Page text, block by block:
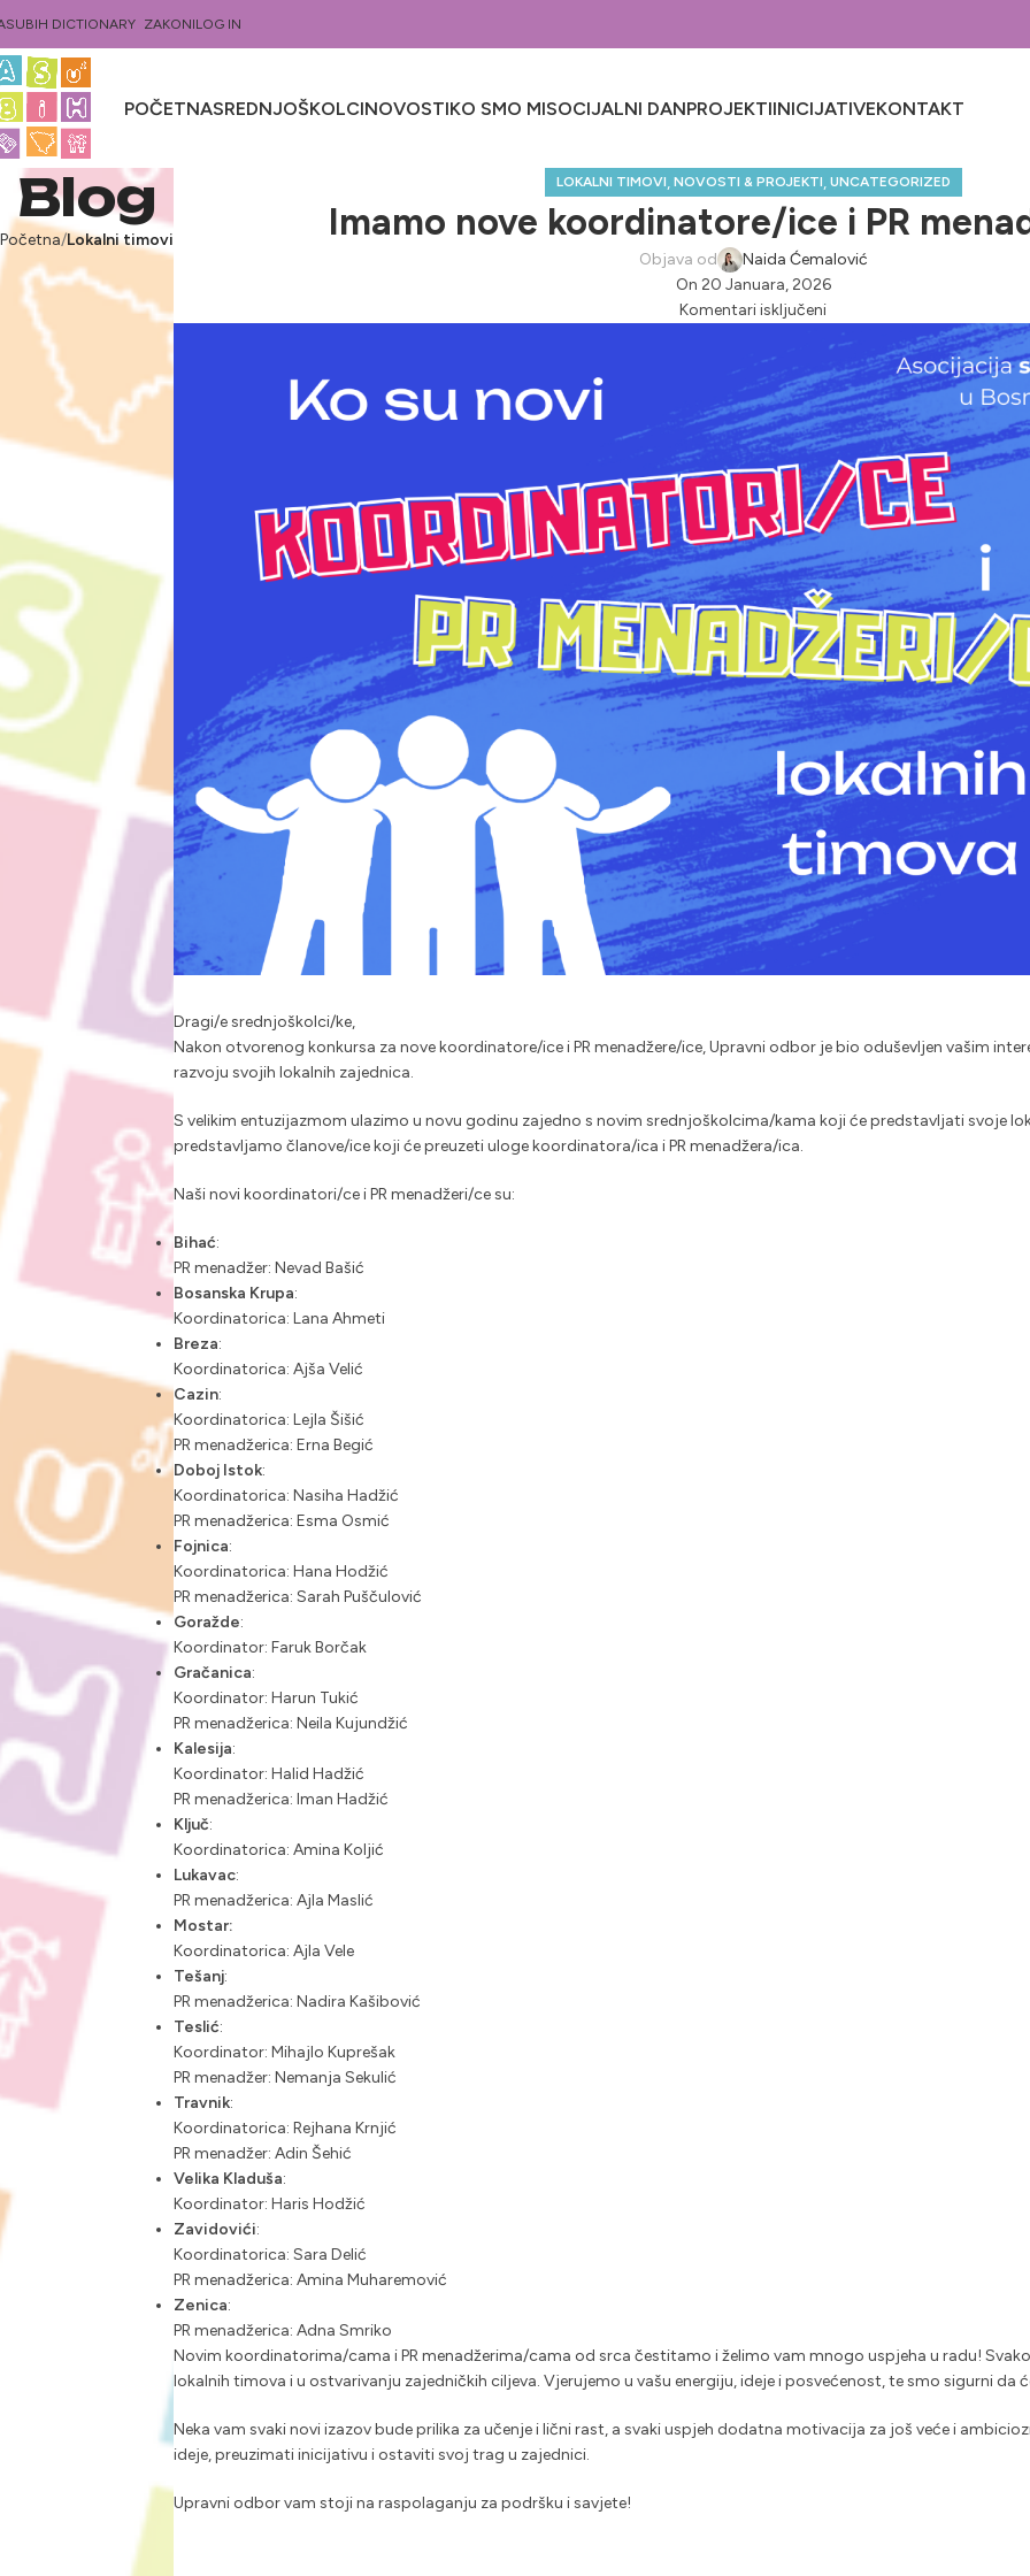
DICTIONARY ZAKONILOG IN
POČETNASREDNJOŠKOLCINOVOSTIKO SMO MISOCIJALNI DANPROJEKTIINICIJATIVEKONTAKT
Blog
Početna Lokalni timovi
LOKALNI TIMOVI, NOVOSTI & PROJEKTI, UNCATEGORIZED
Imamo nove koordinatore/ice i PR
Objava od
Naida Ćemalović
On 20 Januara, 2026
Komentari isključeni
Dragi/e srednjoškolci/ke,
Nakon otvorenog konkursa za nove koordinatore/ice i PR menadžere/ice, Upravni odbor je bio oduševljen vašim
razvoju svojih lokalnih zajednica.
S velikim entuzijazmom ulazimo u novu godinu zajedno s novim srednjoškolcima/kama koji će predstavljati svoje
predstavljamo članove/ice koji će preuzeti uloge koordinatora/ica i PR menadžera/ica.
Naši novi koordinatori/ce i PR menadžeri/ce su:
Bihać:
PR menadžer: Nevad Bašić
Bosanska Krupa:
Koordinatorica: Lana Ahmeti
Breza:
Koordinatorica: Ajša Velić
Cazin:
Koordinatorica: Lejla Šišić
PR menadžerica: Erna Begić
Doboj Istok:
Koordinatorica: Nasiha Hadžić
PR menadžerica: Esma Osmić
Fojnica:
Koordinatorica: Hana Hodžić
PR menadžerica: Sarah Puščulović
Goražde:
Koordinator: Faruk Borčak
Gračanica:
Koordinator: Harun Tukić
PR menadžerica: Neila Kujundžić
Kalesija:
Koordinator: Halid Hadžić
PR menadžerica: Iman Hadžić
Ključ:
Koordinatorica: Amina Koljić
Lukavac:
PR menadžerica: Ajla Maslić
Mostar:
Koordinatorica: Ajla Vele
Tešanj:
PR menadžerica: Nadira Kašibović
Teslić:
Koordinator: Mihajlo Kuprešak
PR menadžer: Nemanja Sekulić
Travnik:
Koordinatorica: Rejhana Krnjić
PR menadžer: Adin Šehić
Velika Kladuša:
Koordinator: Haris Hodžić
Zavidovići:
Koordinatorica: Sara Delić
PR menadžerica: Amina Muharemović
Zenica:
PR menadžerica: Adna Smriko
Novim koordinatorima/cama i PR menadžerima/cama od srca čestitamo i želimo vam mnogo uspjeha u radu!
lokalnih timova i u ostvarivanju zajedničkih ciljeva. Vjerujemo u vašu energiju, ideje i posvećenost, te smo sigurni da
Neka vam svaki novi izazov bude prilika za učenje i lični rast, a svaki uspjeh dodatna motivacija za još veće i
ideje, preuzimati inicijativu i ostaviti svoj trag u zajednici.
Upravni odbor vam stoji na raspolaganju za podršku i savjete!